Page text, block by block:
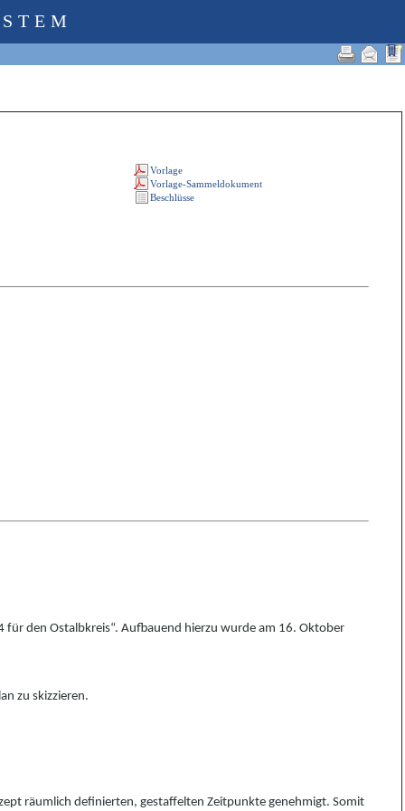
für den Ostalbkreis“. Aufbauend hierzu wurde am 16. Oktober
zu skizzieren.
räumlich definierten, gestaffelten Zeitpunkte genehmigt. Somit